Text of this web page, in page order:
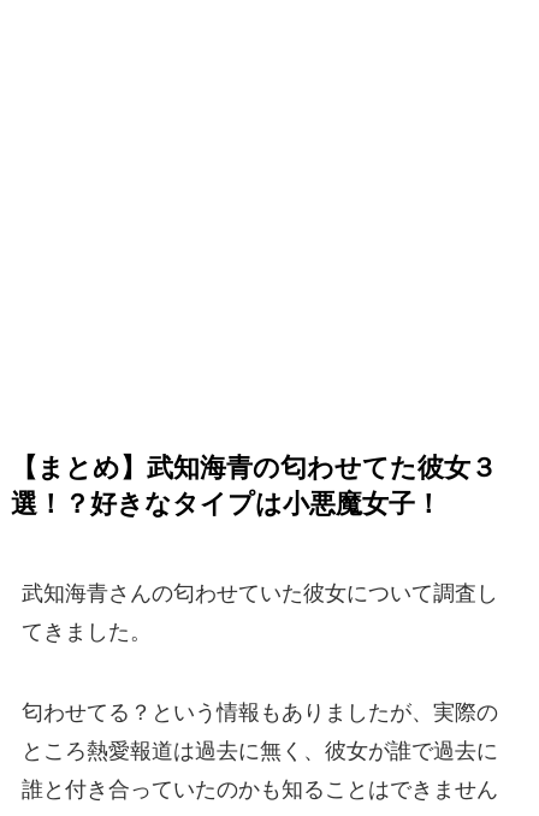
【まとめ】武知海青の匂わせてた彼女３
選！？好きなタイプは小悪魔女子！
武知海青さんの匂わせていた彼女について調査し
てきました。
匂わせてる？という情報もありましたが、実際の
ところ熱愛報道は過去に無く、彼女が誰で過去に
誰と付き合っていたのかも知ることはできません